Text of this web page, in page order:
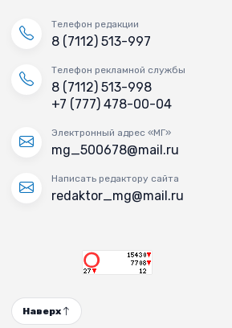
Телефон редакции
8 (7112) 513-997
Телефон рекламной службы
8 (7112) 513-998
+7 (777) 478-00-04
Электронный адрес «МГ»
mg_500678@mail.ru
Написать редактору сайта
redaktor_mg@mail.ru
Наверх